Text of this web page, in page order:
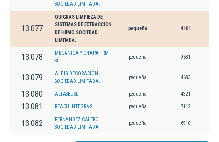
SOCIEDAD LIMITADA.
13.077
QUIGRAS LIMPIEZA DE
SISTEMAS DE EXTRACCION
DE HUMO SOCIEDAD
LIMITADA.
pequeña 4101
13.078
MECANICA Y CHAPA TRM
SL
pequeña 9531
13.079
ALBIG DECORACION
SOCIEDAD LIMITADA.
pequeña 4683
13.080 ALFASEL SL pequeña 4321
13.081 REACH INTEGRA SL pequeña 7112
13.082
FERNANDEZ CALERO
SOCIEDAD LIMITADA
pequeña 6910